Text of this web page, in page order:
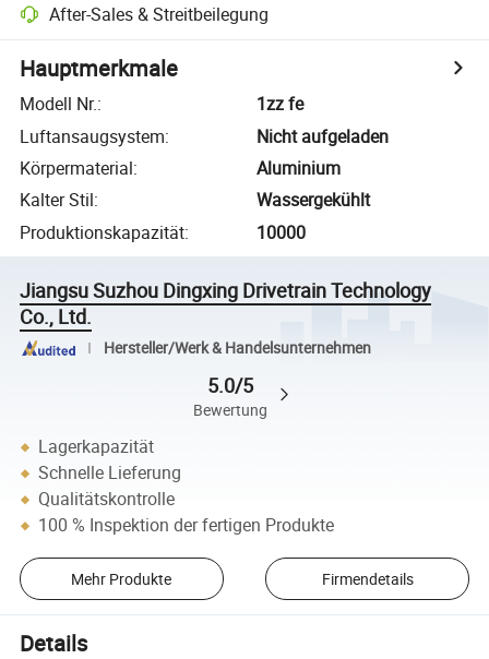
After-Sales & Streitbeilegung
Hauptmerkmale
Modell Nr.:
1zz fe
Luftansaugsystem:
Nicht aufgeladen
Körpermaterial:
Aluminium
Kalter Stil:
Wassergekühlt
Produktionskapazität: 10000
Jiangsu Suzhou Dingxing Drivetrain Technology
Co., Ltd.
Hersteller/Werk & Handelsunternehmen
5.0/5
Bewertung
Lagerkapazität
Schnelle Lieferung
Qualitätskontrolle
100 % Inspektion der fertigen Produkte
Mehr Produkte Firmendetails
Details